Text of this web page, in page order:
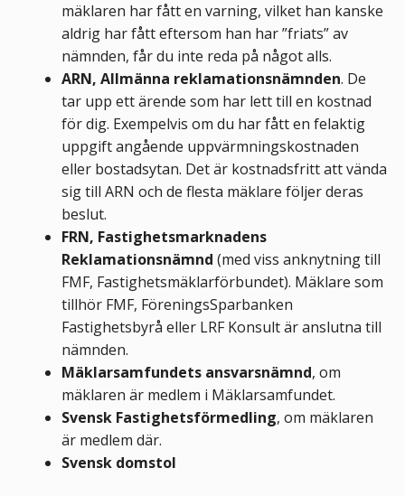
mäklaren har fått en varning, vilket han kanske
aldrig har fått eftersom han har ”friats” av
nämnden, får du inte reda på något alls.
ARN, Allmänna reklamationsnämnden. De
tar upp ett ärende som har lett till en kostnad
för dig. Exempelvis om du har fått en felaktig
uppgift angående uppvärmningskostnaden
eller bostadsytan. Det är kostnadsfritt att vända
sig till ARN och de flesta mäklare följer deras
beslut.
FRN, Fastighetsmarknadens
Reklamationsnämnd (med viss anknytning till
FMF, Fastighetsmäklarförbundet). Mäklare som
tillhör FMF, FöreningsSparbanken
Fastighetsbyrå eller LRF Konsult är anslutna till
nämnden.
Mäklarsamfundets ansvarsnämnd, om
mäklaren är medlem i Mäklarsamfundet.
Svensk Fastighetsförmedling, om mäklaren
är medlem där.
Svensk domstol